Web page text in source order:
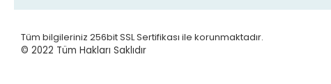
Tüm bilgileriniz 256bit SSL Sertifikası ile korunmaktadır.
© 2022 Tüm Hakları Saklıdır